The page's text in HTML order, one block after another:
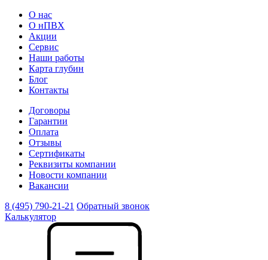
О нас
О нПВХ
Акции
Сервис
Наши работы
Карта глубин
Блог
Контакты
Договоры
Гарантии
Оплата
Отзывы
Сертификаты
Реквизиты компании
Новости компании
Вакансии
8 (495) 790-21-21 Обратный звонок
Калькулятор